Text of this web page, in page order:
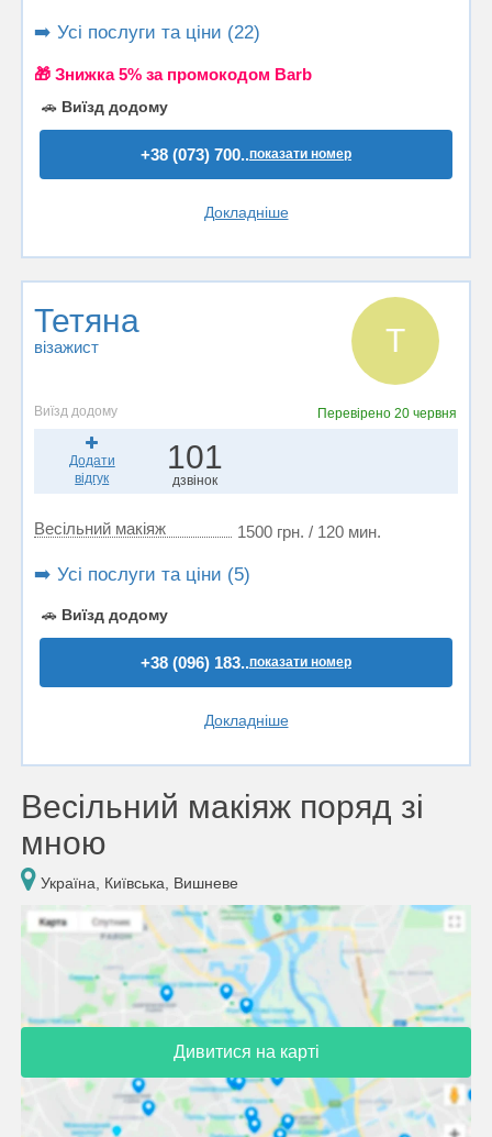
➡️ Усі послуги та ціни (22)
🎁 Знижка 5% за промокодом Barb
🚗 Виїзд додому
+38 (073) 700..показати номер
Докладніше
Тетяна
візажист Т
Виїзд додому Перевірено20 червня
Додати
відгук
101
дзвінок
Весільний макіяж 1500 грн. / 120 мин.
➡️ Усі послуги та ціни (5)
🚗 Виїзд додому
+38 (096) 183..показати номер
Докладніше
Весільний макіяж поряд зі
мною
Україна, Київська, Вишневе
Дивитися на карті